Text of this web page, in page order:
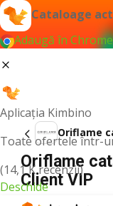
Cataloage
Adaugă în
Aplicația Kimbino
Toate ofertele într-
(14,1 K recenzii)
Deschide
Oriflame
Oriflame
Client VIP